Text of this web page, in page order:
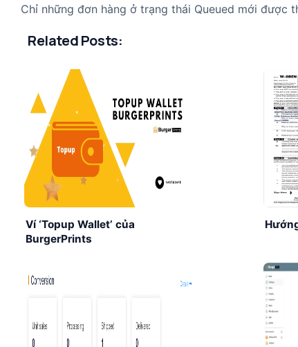
Chỉ những đơn hàng ở trạng thái Queued mới được
Related Posts:
Ví ‘Topup Wallet’ của
BurgerPrints